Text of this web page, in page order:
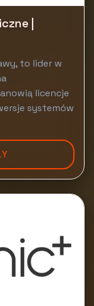
|
to lider w
licencje
systemów